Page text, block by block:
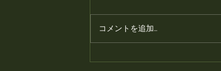
酒屋 #鳥幸 #静岡 #富士
山 #焼き鳥 #静岡観光 #グ
コメントを追加…